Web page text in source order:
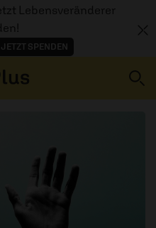
Lebensveränderer
JETZT SPENDEN